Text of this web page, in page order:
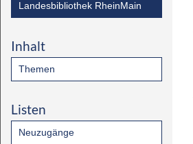
Landesbibliothek RheinMain
Inhalt
Themen
Listen
Neuzugänge